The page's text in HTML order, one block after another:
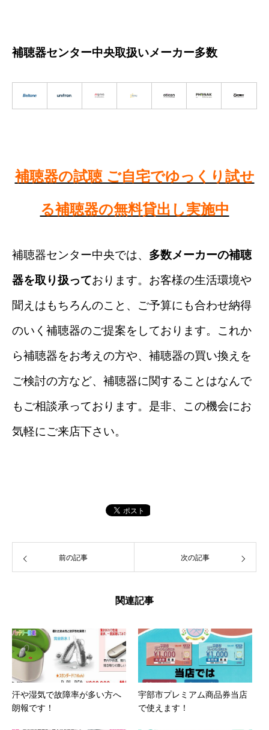
補聴器センター中央取扱いメーカー多数
補聴器の試聴 ご自宅でゆっくり試せ
る補聴器の無料貸出し実施中
補聴器センター中央では、 多数メーカーの補聴
器を取り扱っております。お客様の生活環境や
聞えはもちろんのこと、ご予算にも合わせ納得
のいく補聴器のご提案をしております。これか
ら補聴器をお考えの方や、補聴器の買い換えを
ご検討の方など、補聴器に関することはなんで
もご相談承っております。是非、この機会にお
気軽にご来店下さい。
前の記事 次の記事
関連記事
汗や湿気で故障率が多い方へ
朗報です！
宇部市プレミアム商品券当店
で使えます！